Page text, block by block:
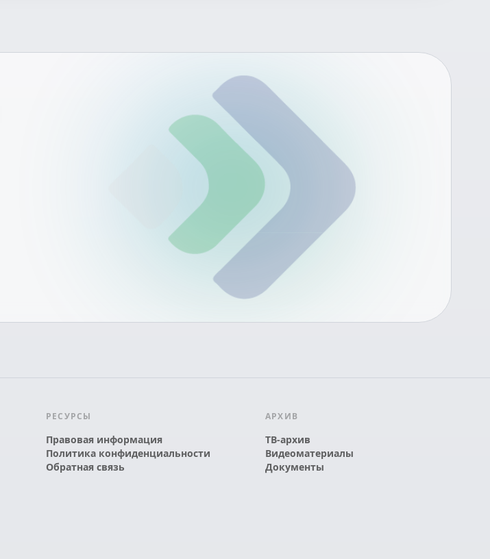
РЕСУРСЫ
Правовая информация
Политика конфиденциальности
Обратная связь
АРХИВ
ТВ-архив
Видеоматериалы
Документы